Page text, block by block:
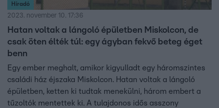
Híradó
2023. november 10. 17:36
Hatan voltak a lángoló épületben Miskolcon, de
csak öten élték túl: egy ágyban fekvő beteg éget
benn
Egy ember meghalt, amikor kigyulladt egy háromszintes
családi ház éjszaka Miskolcon. Hatan voltak a lángoló
épületben, ketten ki tudtak menekülni, három embert a
tűzoltók mentettek ki. A tulajdonos idős asszony